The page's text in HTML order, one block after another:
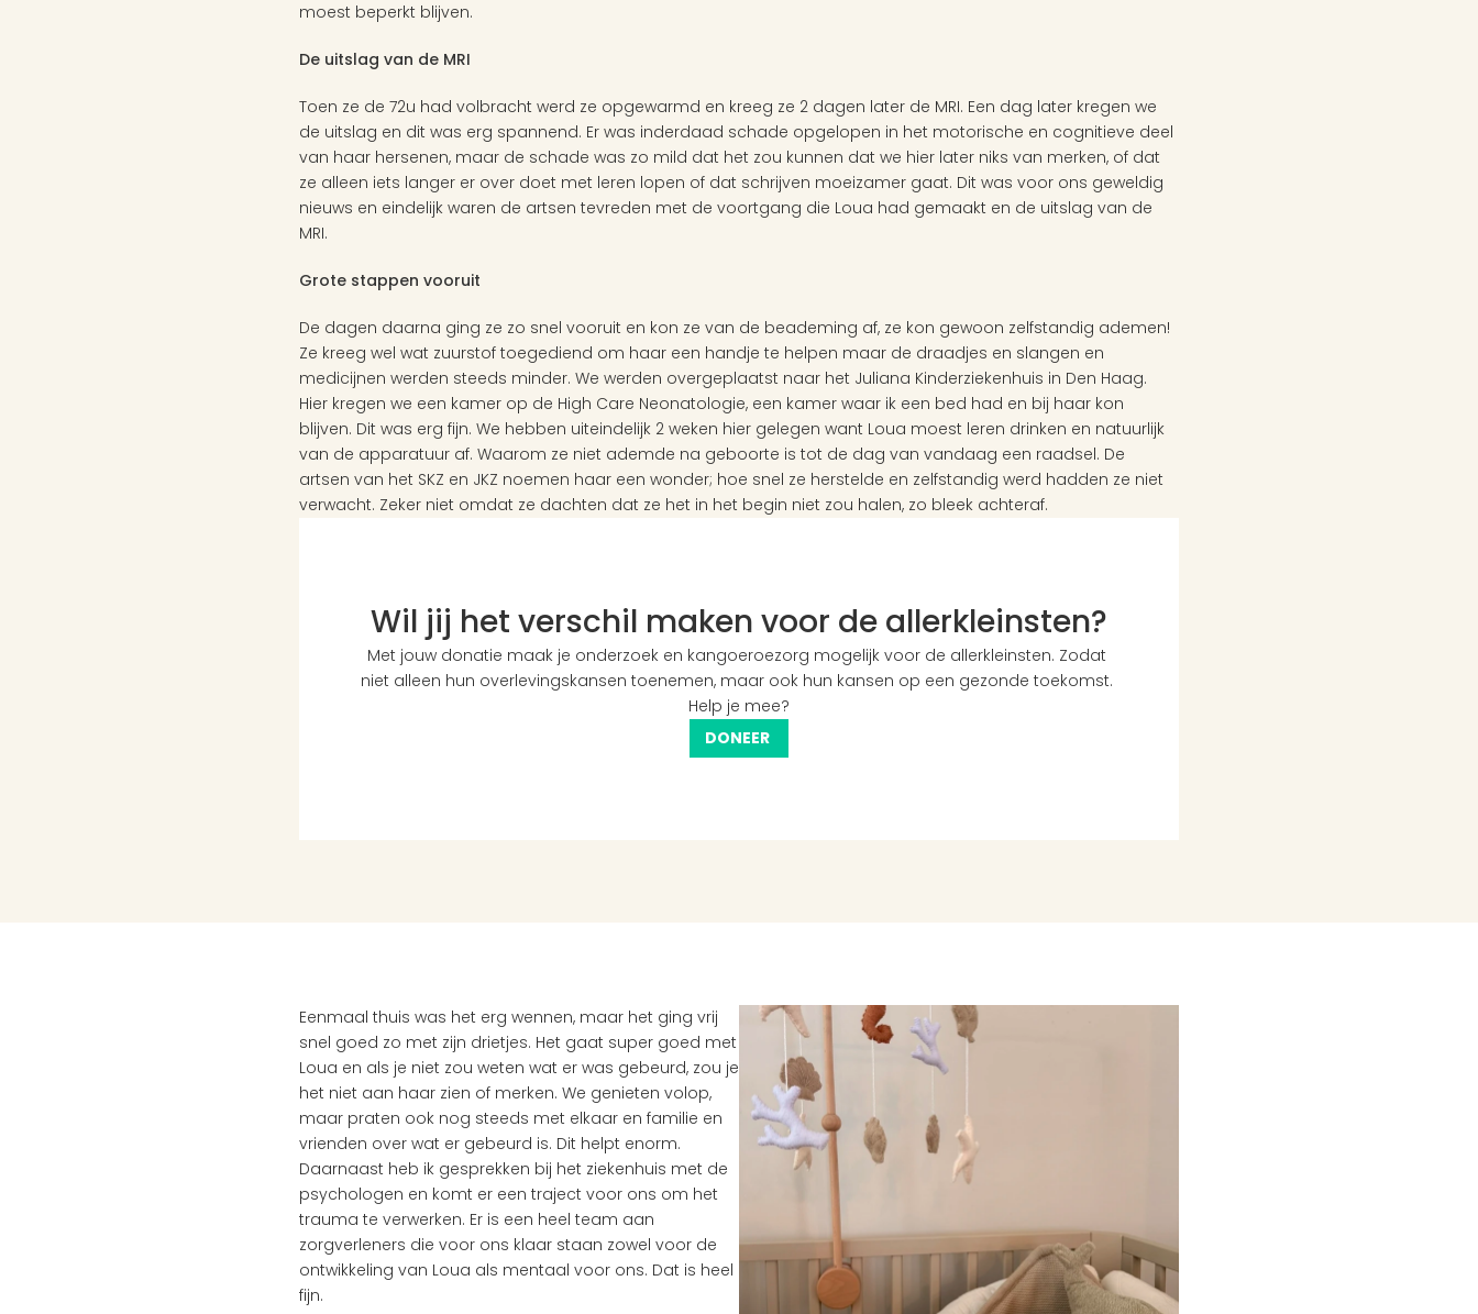
moest beperkt blijven.
De uitslag van de MRI
Toen ze de 72u had volbracht werd ze opgewarmd en kreeg ze 2 dagen later de MRI. Een dag later kregen we
de uitslag en dit was erg spannend. Er was inderdaad schade opgelopen in het motorische en cognitieve deel
van haar hersenen, maar de schade was zo mild dat het zou kunnen dat we hier later niks van merken, of dat
ze alleen iets langer er over doet met leren lopen of dat schrijven moeizamer gaat. Dit was voor ons geweldig
nieuws en eindelijk waren de artsen tevreden met de voortgang die Loua had gemaakt en de uitslag van de
MRI.
Grote stappen vooruit
De dagen daarna ging ze zo snel vooruit en kon ze van de beademing af, ze kon gewoon zelfstandig ademen!
Ze kreeg wel wat zuurstof toegediend om haar een handje te helpen maar de draadjes en slangen en
medicijnen werden steeds minder. We werden overgeplaatst naar het Juliana Kinderziekenhuis in Den Haag.
Hier kregen we een kamer op de High Care Neonatologie, een kamer waar ik een bed had en bij haar kon
blijven. Dit was erg fijn. We hebben uiteindelijk 2 weken hier gelegen want Loua moest leren drinken en natuurlijk
van de apparatuur af. Waarom ze niet ademde na geboorte is tot de dag van vandaag een raadsel. De
artsen van het SKZ en JKZ noemen haar een wonder; hoe snel ze herstelde en zelfstandig werd hadden ze niet
verwacht. Zeker niet omdat ze dachten dat ze het in het begin niet zou halen, zo bleek achteraf.
Wil jij het verschil maken voor de allerkleinsten?
Met jouw donatie maak je onderzoek en kangoeroezorg mogelijk voor de allerkleinsten. Zodat
niet alleen hun overlevingskansen toenemen, maar ook hun kansen op een gezonde toekomst.
Help je mee?
DONEER
Eenmaal thuis was het erg wennen, maar het ging vrij
snel goed zo met zijn drietjes. Het gaat super goed met
Loua en als je niet zou weten wat er was gebeurd, zou je
het niet aan haar zien of merken. We genieten volop,
maar praten ook nog steeds met elkaar en familie en
vrienden over wat er gebeurd is. Dit helpt enorm.
Daarnaast heb ik gesprekken bij het ziekenhuis met de
psychologen en komt er een traject voor ons om het
trauma te verwerken. Er is een heel team aan
zorgverleners die voor ons klaar staan zowel voor de
ontwikkeling van Loua als mentaal voor ons. Dat is heel
fijn.